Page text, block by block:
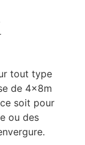
tout type
de 4x8m
soit pour
ou des